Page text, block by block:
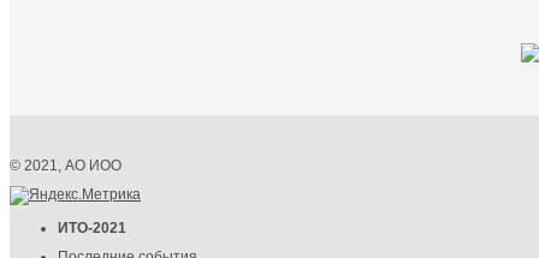
© 2021, АО ИОО
ИТО-2021